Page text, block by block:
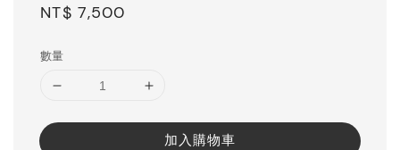
Regular
NT$ 7,500
數量
加入購物車